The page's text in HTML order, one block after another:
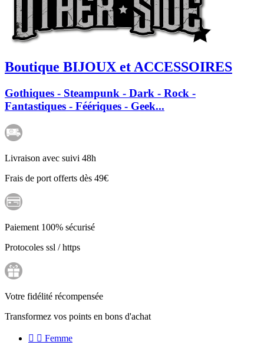
Boutique BIJOUX et ACCESSOIRES
Gothiques - Steampunk - Dark - Rock -
Fantastiques - Féériques - Geek...
Livraison avec suivi 48h
Frais de port offerts dès 49€
Paiement 100% sécurisé
Protocoles ssl / https
Votre fidélité récompensée
Transformez vos points en bons d'achat
  Femme